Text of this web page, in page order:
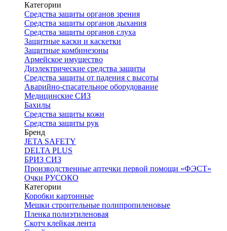
Категории
Средства защиты органов зрения
Средства защиты органов дыхания
Средства защиты органов слуха
Защитные каски и каскетки
Защитные комбинезоны
Армейское имущество
Диэлектрические средства защиты
Средства защиты от падения с высоты
Аварийно-спасательное оборудование
Медицинские СИЗ
Бахилы
Средства защиты кожи
Средства защиты рук
Бренд
JETA SAFETY
DELTA PLUS
БРИЗ СИЗ
Производственные аптечки первой помощи «ФЭСТ»
Очки РУСОКО
Категории
Коробки картонные
Мешки строительные полипропиленовые
Пленка полиэтиленовая
Скотч клейкая лента